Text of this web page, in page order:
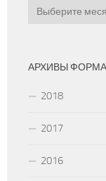
Архивы
АРХИВЫ
2018
2017
2016